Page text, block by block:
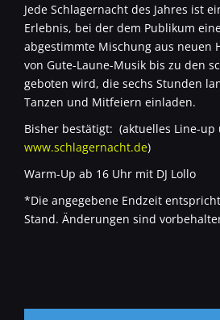
Jede Schlagernacht des Jahres ist
Erlebnis, bei der dem Publikum
abgestimmte Mischung aus neuen
von Gute-Laune-Musik bis zu den
geboten wird, die sechs Stunden
Tanzen und Mitfeiern einladen.
Bisher bestätigt: (aktuelles Line-up
www.schlagernacht.de)
Warm-Up ab 16 Uhr mit DJ Lollo
*Die angegebene Endzeit
Stand. Änderungen sind